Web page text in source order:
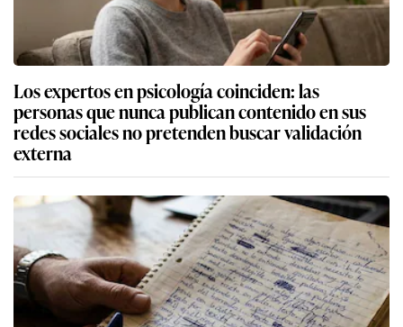
Los expertos en psicología coinciden: las
personas que nunca publican contenido en sus
redes sociales no pretenden buscar validación
externa